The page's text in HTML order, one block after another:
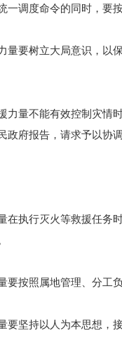
调度命令的同时，要
要树立大局意识，以保
量不能有效控制灾情时
政府报告，请求予以协
执行灭火等救援任务时
按照属地管理、分工负
坚持以人为本思想，接